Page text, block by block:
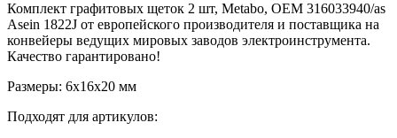
Комплект графитовых щеток 2 шт, Metabo, OEM 316033940/as
Asein 1822J от европейского производителя и поставщика на
конвейеры ведущих мировых заводов электроинструмента.
Качество гарантировано!
Размеры: 6х16х20 мм
Подходят для артикулов: